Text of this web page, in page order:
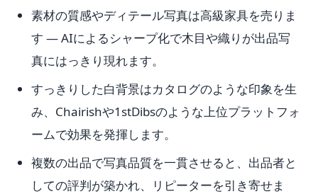
素材の質感やディテール写真は高級家具を売りま
す — AIによるシャープ化で木目や織りが出品写
真にはっきり現れます。
すっきりした白背景はカタログのような印象を生
み、Chairishや1stDibsのような上位プラットフォ
ームで効果を発揮します。
複数の出品で写真品質を一貫させると、出品者と
しての評判が築かれ、リピーターを引き寄せま